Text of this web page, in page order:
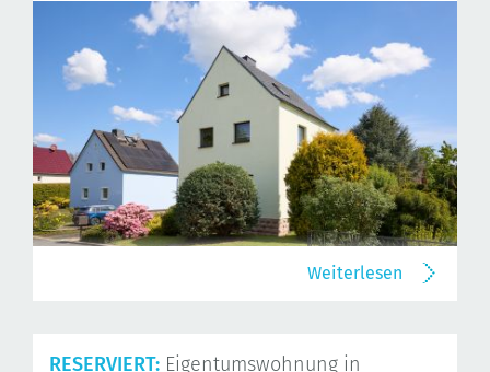
Weiterlesen
RESERVIERT: Eigentumswohnung in